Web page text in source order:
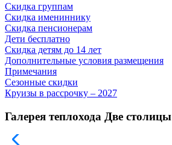
Скидка группам
Скидка имениннику
Скидка пенсионерам
Дети бесплатно
Скидка детям до 14 лет
Дополнительные условия размещения
Примечания
Сезонные скидки
Круизы в рассрочку – 2027
Галерея теплохода Две столицы